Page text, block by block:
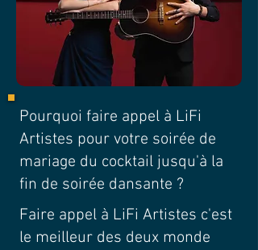
Pourquoi faire appel à LiFi
Artistes pour votre soirée de
mariage du cocktail jusqu'à la
fin de soirée dansante ?
Faire appel à LiFi Artistes c'est
le meilleur des deux monde